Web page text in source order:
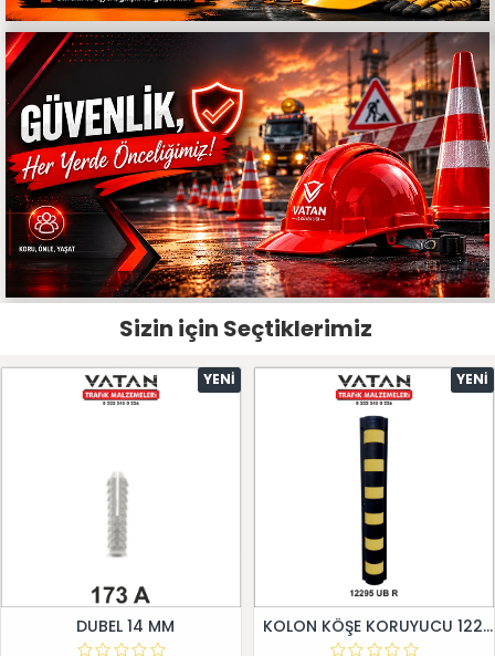
Sizin için Seçtiklerimiz
YENI
DUBEL 14 MM
YENI
KOLON KÖŞE KORUYUCU 12295 UB R